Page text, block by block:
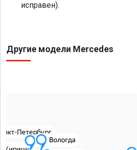
исправен).
Другие модели Mercedes